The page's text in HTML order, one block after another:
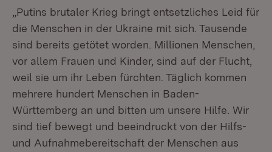
„Putins brutaler Krieg bringt entsetzliches Leid für
die Menschen in der Ukraine mit sich. Tausende
sind bereits getötet worden. Millionen Menschen,
vor allem Frauen und Kinder, sind auf der Flucht,
weil sie um ihr Leben fürchten. Täglich kommen
mehrere hundert Menschen in Baden-
Württemberg an und bitten um unsere Hilfe. Wir
sind tief bewegt und beeindruckt von der Hilfs-
und Aufnahmebereitschaft der Menschen aus